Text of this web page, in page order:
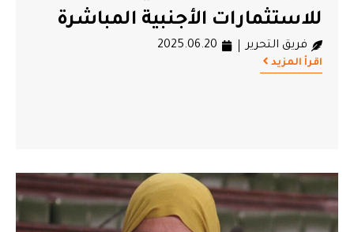
للاستثمارات الأجنبية المباشرة
فريق التحرير 2025.06.20
اقرأ المزيد